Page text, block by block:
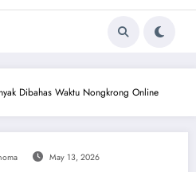
Dibahas Waktu Nongkrong Online
May 13, 2026